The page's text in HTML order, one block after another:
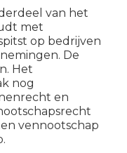
van het
met
op bedrijven
De
Het
nog
en
vennootschap